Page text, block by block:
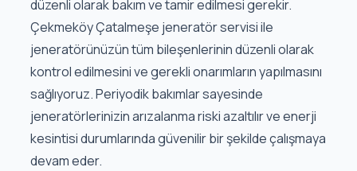
düzenli olarak bakım ve tamir edilmesi gerekir.
Çekmeköy Çatalmeşe jeneratör servisi ile
jeneratörünüzün tüm bileşenlerinin düzenli olarak
kontrol edilmesini ve gerekli onarımların yapılmasını
sağlıyoruz. Periyodik bakımlar sayesinde
jeneratörlerinizin arızalanma riski azaltılır ve enerji
kesintisi durumlarında güvenilir bir şekilde çalışmaya
devam eder.